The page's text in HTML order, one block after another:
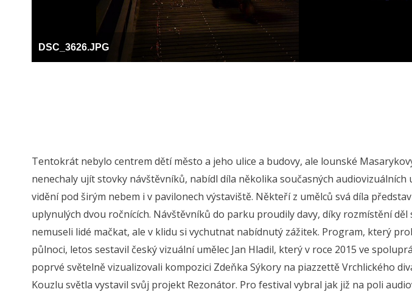
DSC_3626.JPG
Tentokrát nebylo centrem dětí město a jeho ulice a budovy, ale lounské
nenechaly ujít stovky návštěvníků, nabídl díla několika současných audiovizuálních
vidění pod širým nebem i v pavilonech výstaviště. Někteří z umělců svá díla
uplynulých dvou ročnících. Návštěvníků do parku proudily davy, díky rozmístění děl
nemuseli lidé mačkat, ale v klidu si vychutnat nabídnutý zážitek. Program, který
půlnoci, letos sestavil český vizuální umělec Jan Hladil, který v roce 2015 ve
poprvé světelně vizualizovali kompozici Zdeňka Sýkory na piazzettě Vrchlického
Kouzlu světla vystavil svůj projekt Rezonátor. Pro festival vybral jak již na poli